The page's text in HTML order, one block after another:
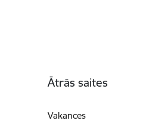
Ātrās saites
Vakances